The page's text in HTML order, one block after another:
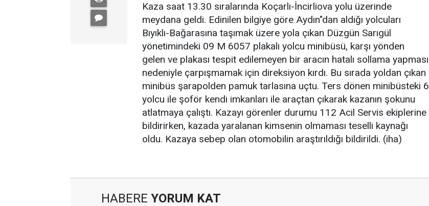
Kaza saat 13.30 sıralarında Koçarlı-İncirliova yolu üzerinde
meydana geldi. Edinilen bilgiye göre Aydın"dan aldığı yolcuları
Bıyıklı-Bağarasına taşımak üzere yola çıkan Düzgün Sarıgül
yönetimindeki 09 M 6057 plakalı yolcu minibüsü, karşı yönden
gelen ve plakası tespit edilemeyen bir aracın hatalı sollama yapması
nedeniyle çarpışmamak için direksiyon kırdı. Bu sırada yoldan çıkan
minibüs şarapolden pamuk tarlasına uçtu. Ters dönen minibüsteki 6
yolcu ile şoför kendi imkanları ile araçtan çıkarak kazanın şokunu
atlatmaya çalıştı. Kazayı görenler durumu 112 Acil Servis ekiplerine
bildirirken, kazada yaralanan kimsenin olmaması teselli kaynağı
oldu. Kazaya sebep olan otomobilin araştırıldığı bildirildi. (iha)
HABERE YORUM KAT